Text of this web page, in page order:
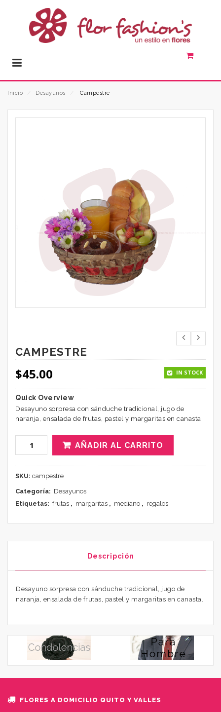
Inicio Desayunos Campestre
CAMPESTRE
$45.00 IN STOCK
Quick Overview
Desayuno sorpresa con sánduche tradicional, jugo de
naranja, ensalada de frutas, pastel y margaritas en canasta.
AÑADIR AL CARRITO
SKU: campestre
Categoría: Desayunos
Etiquetas: frutas , margaritas , mediano , regalos
Descripción
Desayuno sorpresa con sánduche tradicional, jugo de
naranja, ensalada de frutas, pastel y margaritas en canasta.
FLORES A DOMICILIO QUITO Y VALLES